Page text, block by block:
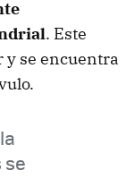
. Este
se encuentra